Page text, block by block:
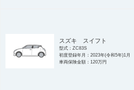
スズキ スイフト
型式：ZC83S
初度登録年月：2023年(令和5年)1月
車両保険金額：120万円